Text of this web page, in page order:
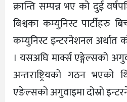
क्रान्ति सम्पन्न भए को दुई
बिश्वका कम्युनिस्ट पार्टीहरु
कम्युनिस्ट इन्टरनेशनल अर्थात
। यसअघि मार्क्स एङ्गेल्सको
अन्तराष्ट्रियको गठन
एङेल्सको अगुवाइमा दोस्रो